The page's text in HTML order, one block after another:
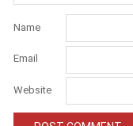
Name
Email
Website